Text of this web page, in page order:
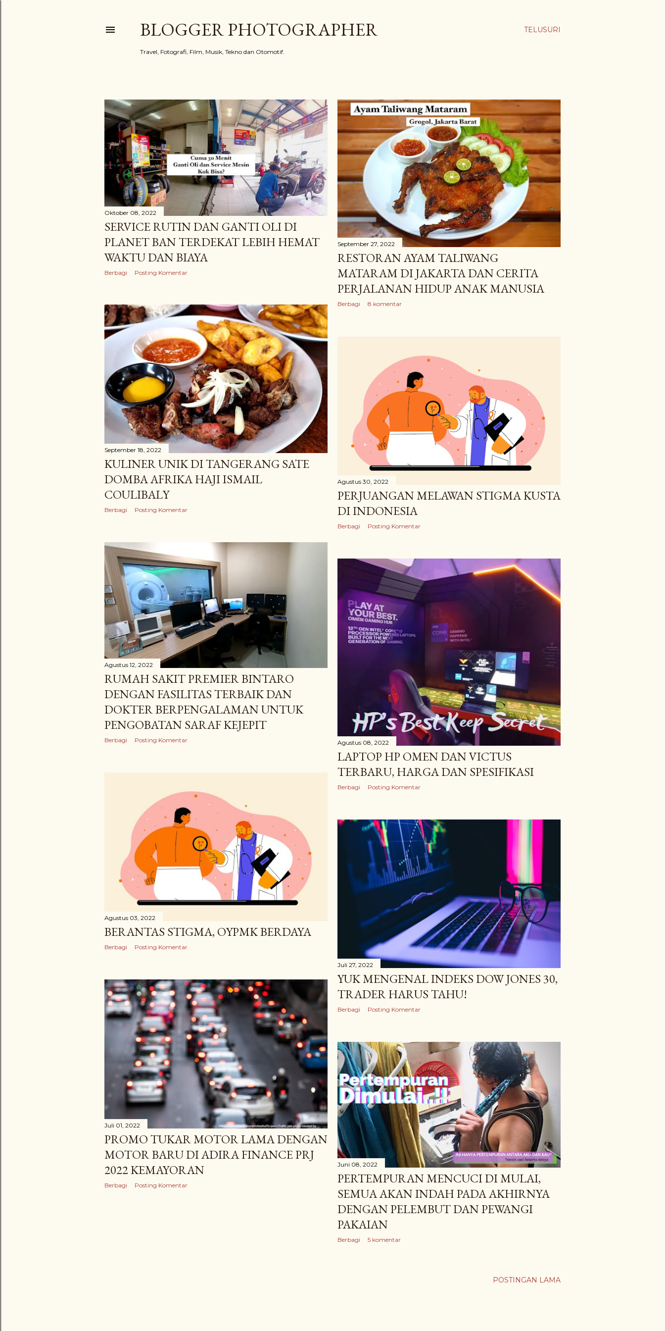
TELUSURI
BLOGGER PHOTOGRAPHER
Travel, Fotografi, Film, Musik, Tekno dan Otomotif.
Postingan
Oktober 08, 2022
SERVICE RUTIN DAN GANTI OLI DI
PLANET BAN TERDEKAT LEBIH HEMAT
WAKTU DAN BIAYA
Berbagi Posting Komentar
September 27, 2022
RESTORAN AYAM TALIWANG
MATARAM DI JAKARTA DAN CERITA
PERJALANAN HIDUP ANAK MANUSIA
Berbagi 8 komentar
September 18, 2022
KULINER UNIK DI TANGERANG SATE
DOMBA AFRIKA HAJI ISMAIL
COULIBALY
Berbagi Posting Komentar
Agustus 30, 2022
PERJUANGAN MELAWAN STIGMA KUSTA
DI INDONESIA
Berbagi Posting Komentar
Agustus 12, 2022
RUMAH SAKIT PREMIER BINTARO
DENGAN FASILITAS TERBAIK DAN
DOKTER BERPENGALAMAN UNTUK
PENGOBATAN SARAF KEJEPIT
Berbagi Posting Komentar Agustus 08, 2022
LAPTOP HP OMEN DAN VICTUS
TERBARU, HARGA DAN SPESIFIKASI
Berbagi Posting Komentar
Agustus 03, 2022
BERANTAS STIGMA, OYPMK BERDAYA
Berbagi Posting Komentar
Juli 27, 2022
YUK MENGENAL INDEKS DOW JONES 30,
TRADER HARUS TAHU!
Berbagi Posting Komentar
Juli 01, 2022
PROMO TUKAR MOTOR LAMA DENGAN
MOTOR BARU DI ADIRA FINANCE PRJ
2022 KEMAYORAN
Berbagi Posting Komentar
Juni 08, 2022
PERTEMPURAN MENCUCI DI MULAI,
SEMUA AKAN INDAH PADA AKHIRNYA
DENGAN PELEMBUT DAN PEWANGI
PAKAIAN
Berbagi 5 komentar
POSTINGAN LAMA